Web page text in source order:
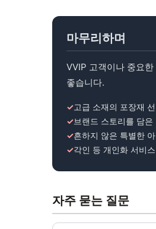
마무리하며
VVIP 고객이나 중요
좋습니다.
고급 소재의 포장재
브랜드 스토리를 담
흔하지 않은 특별한
각인 등 개인화 서비
자주 묻는 질문